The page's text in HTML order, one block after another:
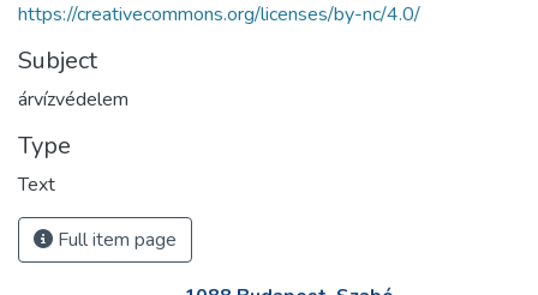
https://creativecommons.org/licenses/by-nc/4.0/
Subject
árvízvédelem
Type
Text
Full item page